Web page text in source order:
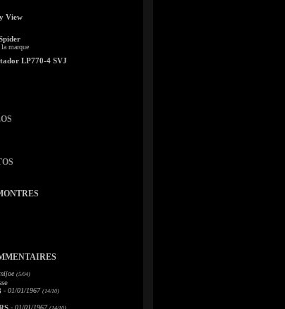
View
marque
LP770-4 SVJ
(5/04)
- 01/01/1967 (14/10)
- 01/01/1967